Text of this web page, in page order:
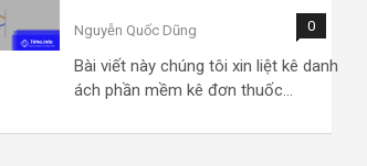
Nguyễn Quốc Dũng 0
Bài viết này chúng tôi xin liệt kê danh
ách phần mềm kê đơn thuốc…